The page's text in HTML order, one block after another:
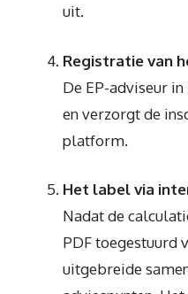
uit.
Registratie van
De EP-adviseur
en verzorgt de
platform.
Het label via
Nadat de
PDF toegestuurd
uitgebreide